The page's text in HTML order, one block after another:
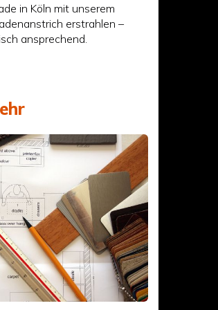
in Köln mit unserem
erstrahlen –
ansprechend.